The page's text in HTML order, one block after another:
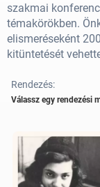
szakmai
témakörökben.
elismeréseként
kitüntetését
Rendezés:
Válassz egy rendezési